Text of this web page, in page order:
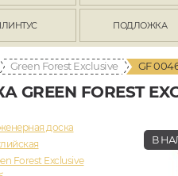
ПОДЛОЖКА
Green Forest Exclusive GF
FOREST
доска
Forest Exclusive
В